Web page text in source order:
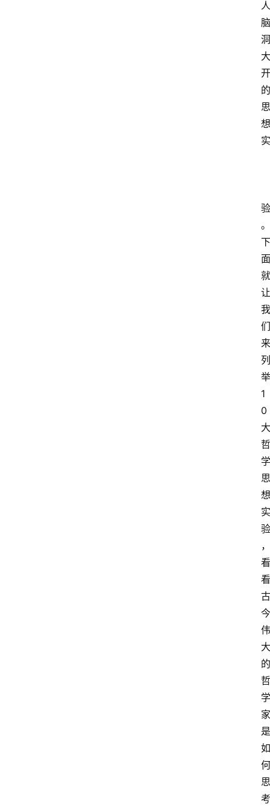
人
脑
洞
大
开
的
思
想
实
验
。
下
面
就
让
我
们
来
列
举
1
0
大
哲
学
思
想
实
验
，
看
看
古
今
伟
大
的
哲
学
家
是
如
何
思
考